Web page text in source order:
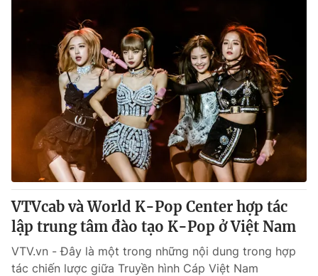
THỜI BÁO VTV
Theo dõi báo trên
Cơ quan chủ quản:Đài Truyền hình Việt Nam
Cơ quan báo chí:Thời báo VTV
Giấy phép hoạt động báo in và báo điện tử số 483/GP-BTTTT
cấp ngày 29/12/2023
Tổng Biên tập:Vũ Thanh Thủy
Phó Tổng Biên tập:Nguyễn Thị Mỹ Hạnh, Phạm Quốc Thắng,
Nguyễn Trọng Ninh
Tổng đài VTV:
024.38 355 931 - 024.38 355 932
Ðiện thoại Thời báo VTV:024.66 897 897
VTVcab và World K-Pop Center hợp tác
lập trung tâm đào tạo K-Pop ở Việt Nam
VTV.vn - Đây là một trong những nội dung trong hợp
tác chiến lược giữa Truyền hình Cáp Việt Nam